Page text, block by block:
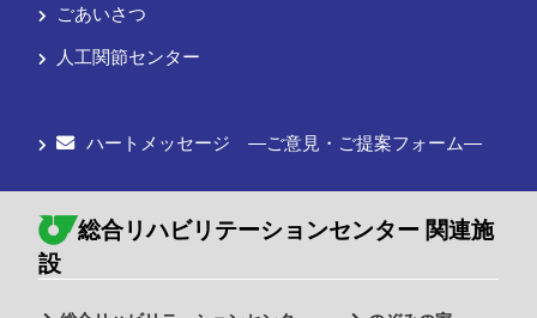
ごあいさつ
人工関節センター
ハートメッセージ ―ご意見・ご提案フォーム―
総合リハビリテーションセンター 関連施
設